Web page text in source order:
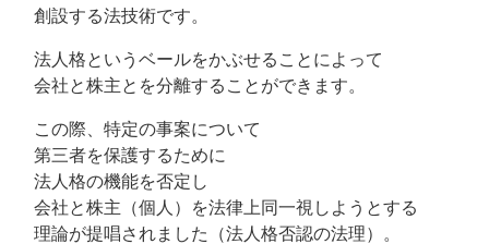
創設する法技術です。
法人格というベールをかぶせることによって
会社と株主とを分離することができます。
この際、特定の事案について
第三者を保護するために
法人格の機能を否定し
会社と株主（個人）を法律上同一視しようとする
理論が提唱されました（法人格否認の法理）。